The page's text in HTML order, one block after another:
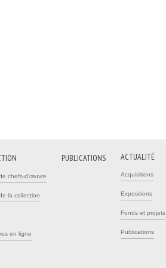
ACTUALITÉ
Acquisitions
Expositions
Fonds et projets
Publications
chefs-d'œuvre
la collection
en ligne
PUBLICATIONS